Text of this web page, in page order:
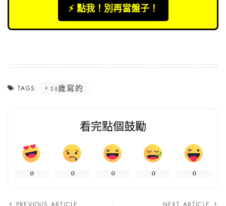
⚡️ 點我！別再當盤子！
TAGS: 20歲寫的
看完點個鼓勵
0 0 0 0 0